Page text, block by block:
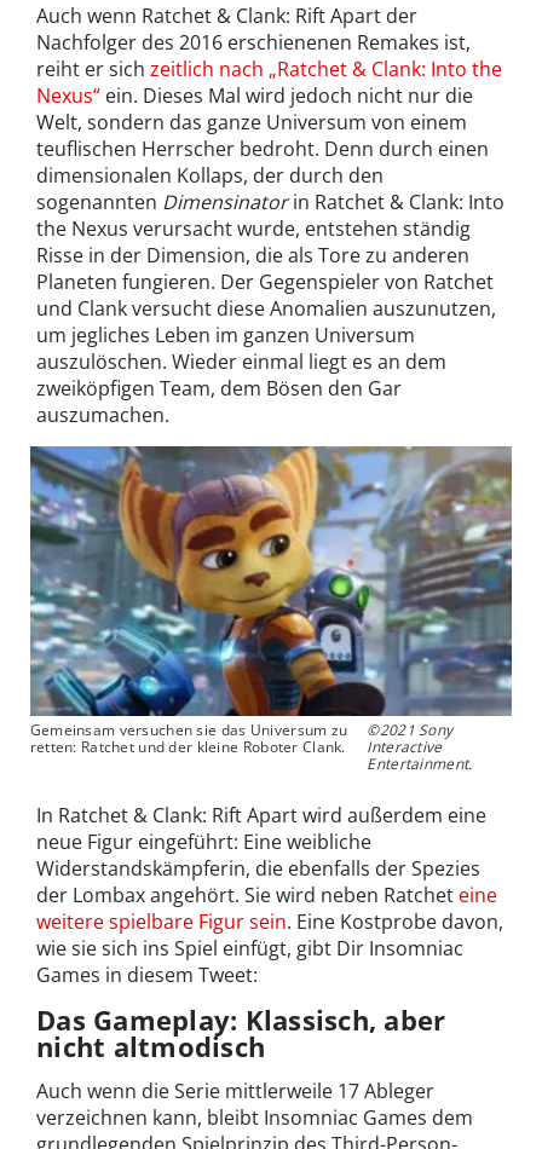
Auch wenn Ratchet & Clank: Rift Apart der
Nachfolger des 2016 erschienenen Remakes ist,
reiht er sich zeitlich nach „Ratchet & Clank: Into the
Nexus“ ein. Dieses Mal wird jedoch nicht nur die
Welt, sondern das ganze Universum von einem
teuflischen Herrscher bedroht. Denn durch einen
dimensionalen Kollaps, der durch den
sogenannten Dimensinatorin Ratchet & Clank: Into
the Nexus verursacht wurde, entstehen ständig
Risse in der Dimension, die als Tore zu anderen
Planeten fungieren. Der Gegenspieler von Ratchet
und Clank versucht diese Anomalien auszunutzen,
um jegliches Leben im ganzen Universum
auszulöschen. Wieder einmal liegt es an dem
zweiköpfigen Team, dem Bösen den Gar
auszumachen.
Gemeinsam versuchen sie das Universum zu
retten: Ratchet und der kleine Roboter Clank.
©2021 Sony
Interactive
Entertainment.
In Ratchet & Clank: Rift Apart wird außerdem eine
neue Figur eingeführt: Eine weibliche
Widerstandskämpferin, die ebenfalls der Spezies
der Lombax angehört. Sie wird neben Ratchet eine
weitere spielbare Figur sein. Eine Kostprobe davon,
wie sie sich ins Spiel einfügt, gibt Dir Insomniac
Games in diesem Tweet:
Das Gameplay: Klassisch, aber
nicht altmodisch
Auch wenn die Serie mittlerweile 17 Ableger
verzeichnen kann, bleibt Insomniac Games dem